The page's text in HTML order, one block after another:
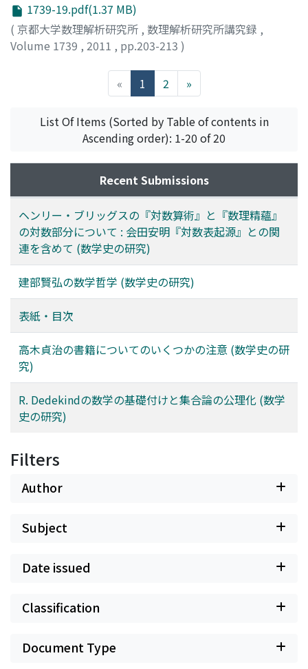
1739-19.pdf(1.37 MB)
( 京都大学数理解析研究所 , 数理解析研究所講究録 ,
Volume 1739 , 2011 , pp.203-213 )
«
1 (current)
2 »
List Of Items (Sorted by Table of contents in
Ascending order): 1-20 of 20
Recent Submissions
ヘンリー・ブリッグスの『対数算術』と『数理精蘊』
の対数部分について : 会田安明『対数表起源』との関
連を含めて (数学史の研究)
建部賢弘の数学哲学 (数学史の研究)
表紙・目次
高木貞治の書籍についてのいくつかの注意 (数学史の研
究)
R. Dedekindの数学の基礎付けと集合論の公理化 (数学
史の研究)
Filters
Author
Subject
Date issued
Classification
Document Type